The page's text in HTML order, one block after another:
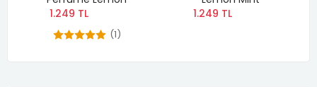
1.249 TL
(1)
1.249 TL